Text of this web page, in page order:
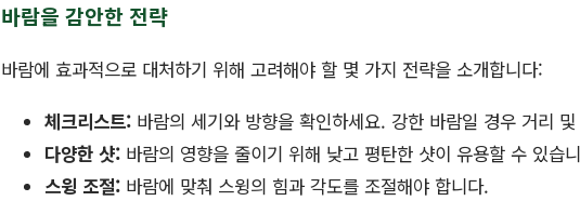
바람을 감안한 전략
바람에 효과적으로 대처하기 위해 고려해야 할 몇 가지 전략을 소개합니다:
체크리스트: 바람의 세기와 방향을 확인하세요. 강한 바람일 경우 거리
다양한 샷: 바람의 영향을 줄이기 위해 낮고 평탄한 샷이 유용할 수 있습
스윙 조절: 바람에 맞춰 스윙의 힘과 각도를 조절해야 합니다.